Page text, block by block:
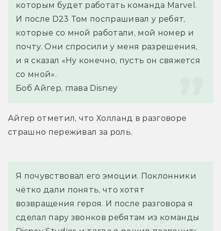
которым будет работать команда Marvel.
И после D23 Том поспрашивал у ребят,
которые со мной работали, мой номер и
почту. Они спросили у меня разрешения,
и я сказал «Ну конечно, пусть он свяжется
со мной».
Боб Айгер, глава Disney
Айгер отметил, что Холланд в разговоре
страшно переживал за роль.
Я почувствовал его эмоции. Поклонники
чётко дали понять, что хотят
возвращения героя. И после разговора я
сделал пару звонков ребятам из команды